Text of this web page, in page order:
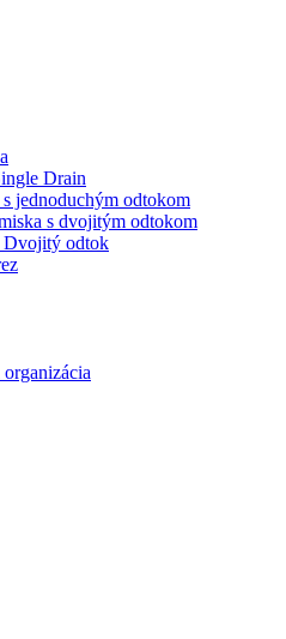
Drain
jednoduchým odtokom
s dvojitým odtokom
Dvojitý odtok